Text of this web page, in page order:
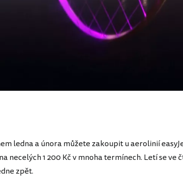
ledna a února můžete zakoupit u aerolinií
necelých 1 200 Kč v mnoha termínech. Letí se ve
zpět.